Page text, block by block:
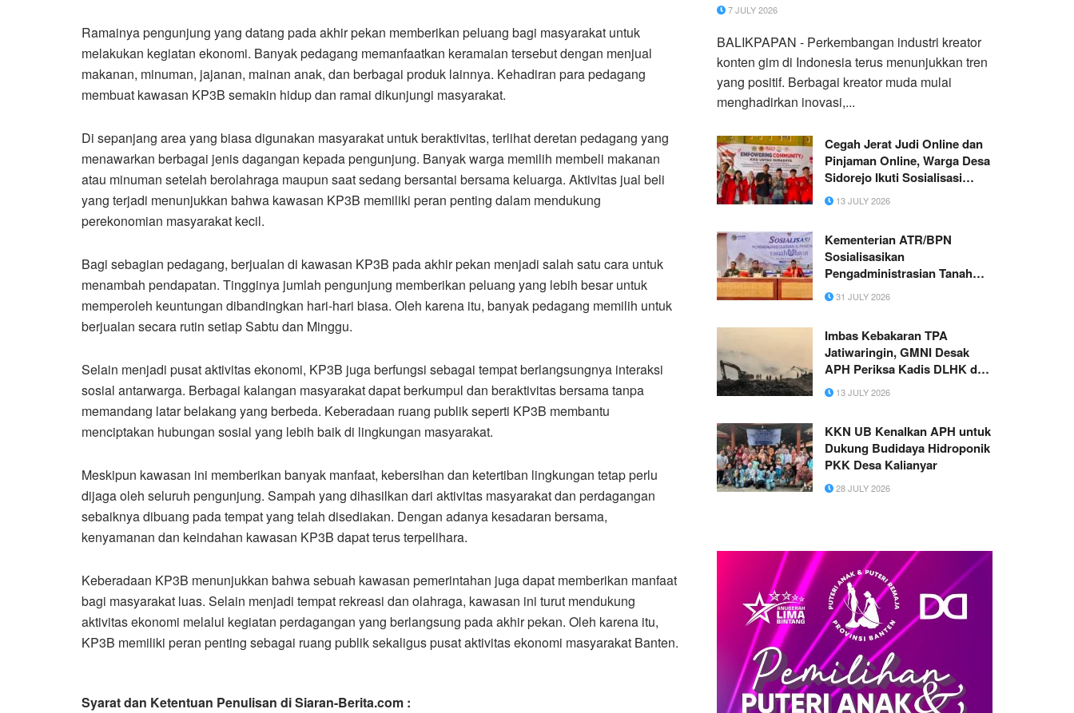
Ramainya pengunjung yang datang pada akhir pekan memberikan peluang bagi masyarakat untuk
melakukan kegiatan ekonomi. Banyak pedagang memanfaatkan keramaian tersebut dengan menjual
makanan, minuman, jajanan, mainan anak, dan berbagai produk lainnya. Kehadiran para pedagang
membuat kawasan KP3B semakin hidup dan ramai dikunjungi masyarakat.
Di sepanjang area yang biasa digunakan masyarakat untuk beraktivitas, terlihat deretan pedagang yang
menawarkan berbagai jenis dagangan kepada pengunjung. Banyak warga memilih membeli makanan
atau minuman setelah berolahraga maupun saat sedang bersantai bersama keluarga. Aktivitas jual beli
yang terjadi menunjukkan bahwa kawasan KP3B memiliki peran penting dalam mendukung
perekonomian masyarakat kecil.
Bagi sebagian pedagang, berjualan di kawasan KP3B pada akhir pekan menjadi salah satu cara untuk
menambah pendapatan. Tingginya jumlah pengunjung memberikan peluang yang lebih besar untuk
memperoleh keuntungan dibandingkan hari-hari biasa. Oleh karena itu, banyak pedagang memilih untuk
berjualan secara rutin setiap Sabtu dan Minggu.
Selain menjadi pusat aktivitas ekonomi, KP3B juga berfungsi sebagai tempat berlangsungnya interaksi
sosial antarwarga. Berbagai kalangan masyarakat dapat berkumpul dan beraktivitas bersama tanpa
memandang latar belakang yang berbeda. Keberadaan ruang publik seperti KP3B membantu
menciptakan hubungan sosial yang lebih baik di lingkungan masyarakat.
Meskipun kawasan ini memberikan banyak manfaat, kebersihan dan ketertiban lingkungan tetap perlu
dijaga oleh seluruh pengunjung. Sampah yang dihasilkan dari aktivitas masyarakat dan perdagangan
sebaiknya dibuang pada tempat yang telah disediakan. Dengan adanya kesadaran bersama,
kenyamanan dan keindahan kawasan KP3B dapat terus terpelihara.
Keberadaan KP3B menunjukkan bahwa sebuah kawasan pemerintahan juga dapat memberikan manfaat
bagi masyarakat luas. Selain menjadi tempat rekreasi dan olahraga, kawasan ini turut mendukung
aktivitas ekonomi melalui kegiatan perdagangan yang berlangsung pada akhir pekan. Oleh karena itu,
KP3B memiliki peran penting sebagai ruang publik sekaligus pusat aktivitas ekonomi masyarakat Banten.
Syarat dan Ketentuan Penulisan di Siaran-Berita.com :
7 JULY 2026
BALIKPAPAN - Perkembangan industri kreator
konten gim di Indonesia terus menunjukkan tren
yang positif. Berbagai kreator muda mulai
menghadirkan inovasi,...
Cegah Jerat Judi Online dan
Pinjaman Online, Warga Desa
Sidorejo Ikuti Sosialisasi
Digital dalam Program
Pengabdian Masyarakat
Surabaya
13 JULY 2026
Kementerian ATR/BPN
Sosialisasikan
Pengadministrasian Tanah
Ulayat untuk Perkuat
Perlindungan Hak Masyarakat
31 JULY 2026
Imbas Kebakaran TPA
Jatiwaringin, GMNI Desak
APH Periksa Kadis DLHK dan
Kepala UPT
13 JULY 2026
KKN UB Kenalkan APH untuk
Dukung Budidaya Hidroponik
PKK Desa Kalianyar
28 JULY 2026